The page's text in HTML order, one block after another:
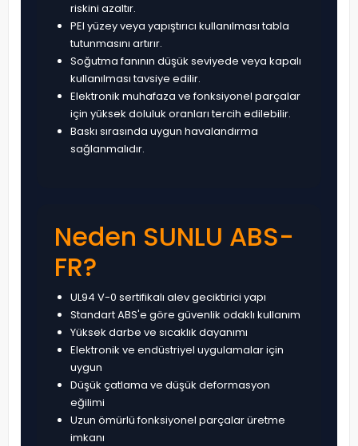
riskini azaltır.
PEI yüzey veya yapıştırıcı kullanılması tabla
tutunmasını artırır.
Soğutma fanının düşük seviyede veya kapalı
kullanılması tavsiye edilir.
Elektronik muhafaza ve fonksiyonel parçalar
için yüksek doluluk oranları tercih edilebilir.
Baskı sırasında uygun havalandırma
sağlanmalıdır.
Neden SUNLU ABS-
FR?
UL94 V-0 sertifikalı alev geciktirici yapı
Standart ABS'e göre güvenlik odaklı kullanım
Yüksek darbe ve sıcaklık dayanımı
Elektronik ve endüstriyel uygulamalar için
uygun
Düşük çatlama ve düşük deformasyon
eğilimi
Uzun ömürlü fonksiyonel parçalar üretme
imkanı